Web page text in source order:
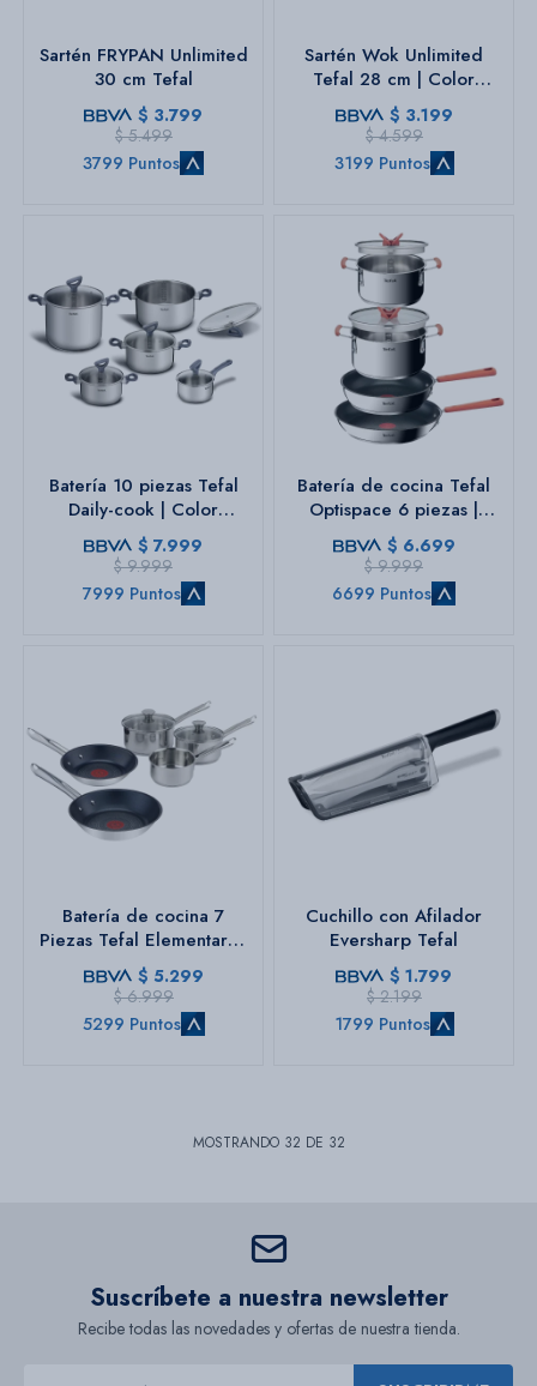
Sartén FRYPAN Unlimited
30 cm Tefal
$ 3.799
$ 5.499
3799 Puntos
Sartén Wok Unlimited
Tefal 28 cm | Color
negro.
$ 3.199
$ 4.599
3199 Puntos
Batería 10 piezas Tefal
Daily-cook | Color
plateado | Acero
inoxidable.
$ 7.999
$ 9.999
7999 Puntos
Batería de cocina Tefal
Optispace 6 piezas |
Acero inoxidable.
$ 6.699
$ 9.999
6699 Puntos
Batería de cocina 7
Piezas Tefal Elementary |
Color plateado.
$ 5.299
$ 6.999
5299 Puntos
Cuchillo con Afilador
Eversharp Tefal
$ 1.799
$ 2.199
1799 Puntos
MOSTRANDO 32 DE 32
Suscríbete a nuestra newsletter
Recibe todas las novedades y ofertas de nuestra tienda.